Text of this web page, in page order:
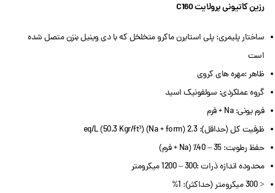
رزین کاتیونی پرولایت C160
ساختار پلیمری: پلی استایرن ماکرو متخلخل که با دی وینیل بنزن متصل شده
است
ظاهر :مهره های کروی
گروه عملکردی: سولفونیک اسید
فرم یونی: Na + فرم
ظرفیت کل (حداقل): 2.3 eq/L (50.3 Kgr/ft³) (Na + form)
حفظ رطوبت: 35 – 40٪ (Na + فرم)
محدوده اندازه ذرات :300 – 1200 میکرومتر
< 300 میکرومتر (حداکثر): 1%